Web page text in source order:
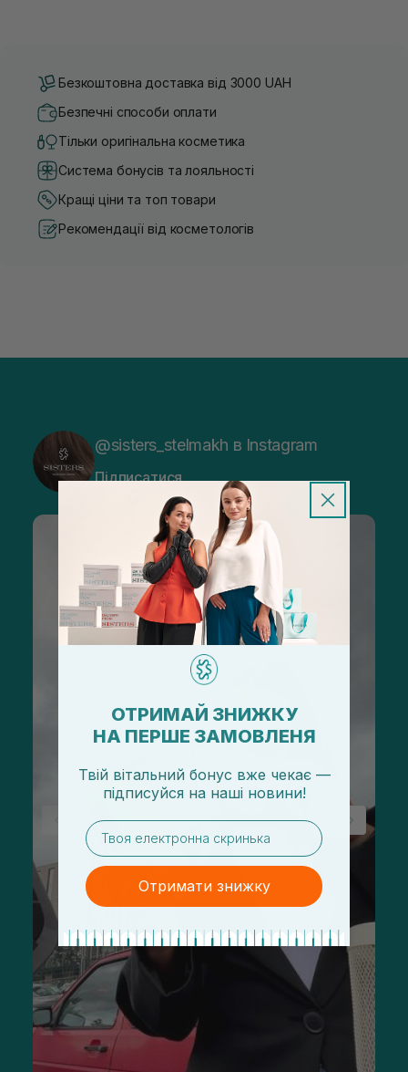
Безкоштовна доставка від 3000 UAH
Безпечні способи оплати
Тільки оригінальна косметика
Система бонусів та лояльності
Кращі ціни та топ товари
Рекомендації від косметологів
@sisters_stelmakh в Instagram
Підписатися
ОТРИМАЙ ЗНИЖКУ
НА ПЕРШЕ ЗАМОВЛЕНЯ
Твій вітальний бонус вже чекає —
підписуйся на наші новини!
email
Отримати знижку